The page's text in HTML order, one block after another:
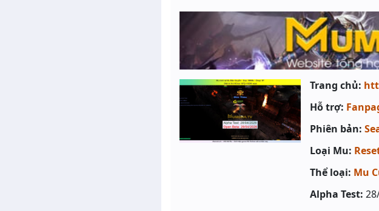
Trang chủ:
Hỗ trợ:
Phiên bản:
Loại Mu:
Thể loại: Mu
Alpha Test: